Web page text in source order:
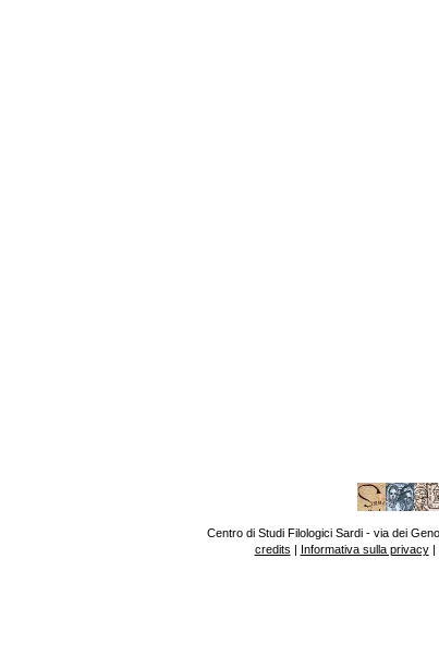
Centro di Studi Filologici Sardi - via dei
credits | Informativa sulla privacy|